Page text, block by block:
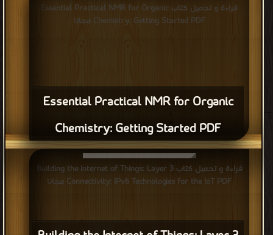
Essential Practical NMR for Organic
Chemistry: Getting Started PDF
قراءة و تحميل كتاب Essential Practical NMR for Organic
Chemistry: Getting Started PDF مجانا
قراءة و تحميل كتاب Building the Internet of Things: Layer 3
Connectivity: IPv6 Technologies for the IoT PDF مجانا